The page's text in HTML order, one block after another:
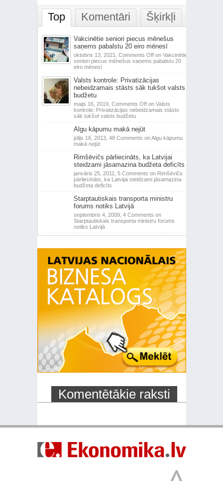
Top Komentāri Šķirkļi
Vakcinētie seniori piecus mēnešus
saņems pabalstu 20 eiro mēnesī
oktobris 13, 2021, Comments Offon Vakcinētie
seniori piecus mēnešus saņems pabalstu 20
eiro mēnesī
Valsts kontrole: Privatizācijas
nebeidzamais stāsts sāk tukšot valsts
budžetu
maijs 16, 2019, Comments Offon Valsts
kontrole: Privatizācijas nebeidzamais stāsts
sāk tukšot valsts budžetu
Algu kāpumu makā nejūt
jūlijs 16, 2013, 48 Comments on Algu kāpumu
makā nejūt
Rimšēvičs pārliecināts, ka Latvijai
steidzami jāsamazina budžeta deficīts
janvāris 25, 2011, 5 Comments on Rimšēvičs
pārliecināts, ka Latvijai steidzami jāsamazina
budžeta deficīts
Starptautiskais transporta ministru
forums notiks Latvijā
septembris 4, 2009, 4 Comments on
Starptautiskais transporta ministru forums
notiks Latvijā
Komentētākie raksti